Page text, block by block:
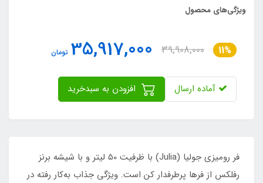
ویژگی‌های محصول
11%
39,908,000
35,917,000 تومان
آماده ارسال
فر رومیزی جولیا (Julia) با ظرفیت 50 لیتر و با شیشه برنز
رفلکس از فرها پرطرفدار کن است. ویژگی جذاب به‌کار رفته در